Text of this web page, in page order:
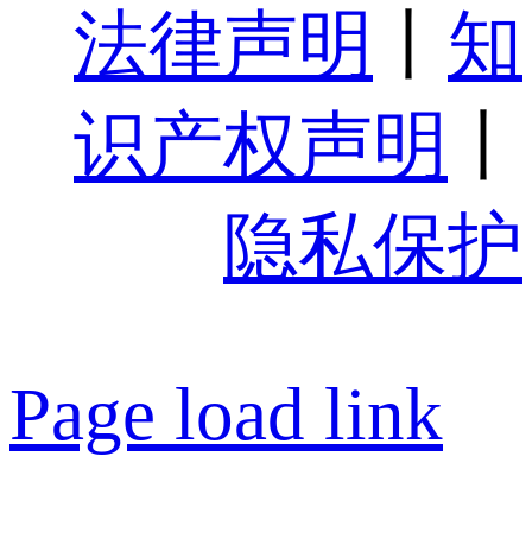
法律声明
知
识产权声明
隐私保护
Page load link